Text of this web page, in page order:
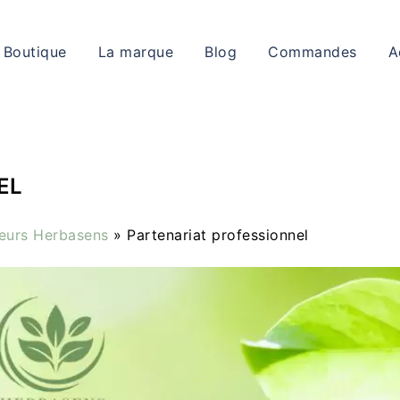
Boutique La marque Blog Commandes
Herbasens » Partenariat professionnel